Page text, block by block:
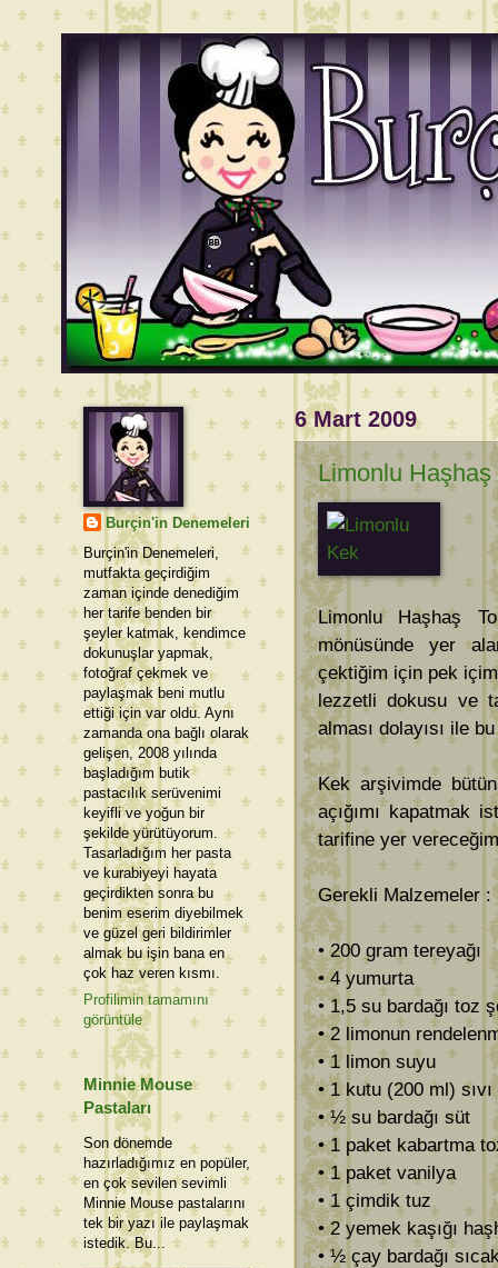
6 Mart 2009
Limonlu
Limonlu Haşhaş
mönüsünde yer
çektiğim için pek
lezzetli dokusu ve
alması dolayısı ile
Kek arşivimde
açığımı kapatmak
tarifine yer
Gerekli Malzemeler :
• 200 gram tereyağı
• 4 yumurta
• 1,5 su bardağı toz
• 2 limonun
• 1 limon suyu
• 1 kutu (200 ml)
• ½ su bardağı süt
• 1 paket kabartma
• 1 paket vanilya
• 1 çimdik tuz
• 2 yemek kaşığı
• ½ çay bardağı
Burçin'in Denemeleri
Burçin'in Denemeleri,
mutfakta geçirdiğim
zaman içinde denediğim
her tarife benden bir
şeyler katmak, kendimce
dokunuşlar yapmak,
fotoğraf çekmek ve
paylaşmak beni mutlu
ettiği için var oldu. Aynı
zamanda ona bağlı olarak
gelişen, 2008 yılında
başladığım butik
pastacılık serüvenimi
keyifli ve yoğun bir
şekilde yürütüyorum.
Tasarladığım her pasta
ve kurabiyeyi hayata
geçirdikten sonra bu
benim eserim diyebilmek
ve güzel geri bildirimler
almak bu işin bana en
çok haz veren kısmı.
Profilimin tamamını
görüntüle
Minnie Mouse
Pastaları
Son dönemde
hazırladığımız en popüler,
en çok sevilen sevimli
Minnie Mouse pastalarını
tek bir yazı ile paylaşmak
istedik. Bu...